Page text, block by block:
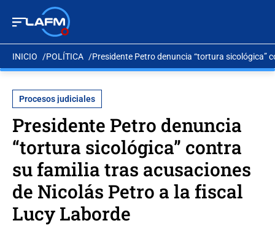
INICIO POLÍTICA Presidente Petro denuncia “tortura sicológica”
Procesos judiciales
Presidente Petro denuncia
“tortura sicológica” contra
su familia tras acusaciones
de Nicolás Petro a la fiscal
Lucy Laborde